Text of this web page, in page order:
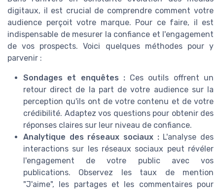
digitaux, il est crucial de comprendre comment votre
audience perçoit votre marque. Pour ce faire, il est
indispensable de mesurer la confiance et l'engagement
de vos prospects. Voici quelques méthodes pour y
parvenir :
Sondages et enquêtes :Ces outils offrent un
retour direct de la part de votre audience sur la
perception qu'ils ont de votre contenu et de votre
crédibilité. Adaptez vos questions pour obtenir des
réponses claires sur leur niveau de confiance.
Analytique des réseaux sociaux :L'analyse des
interactions sur les réseaux sociaux peut révéler
l'engagement de votre public avec vos
publications. Observez les taux de mention
"J'aime", les partages et les commentaires pour